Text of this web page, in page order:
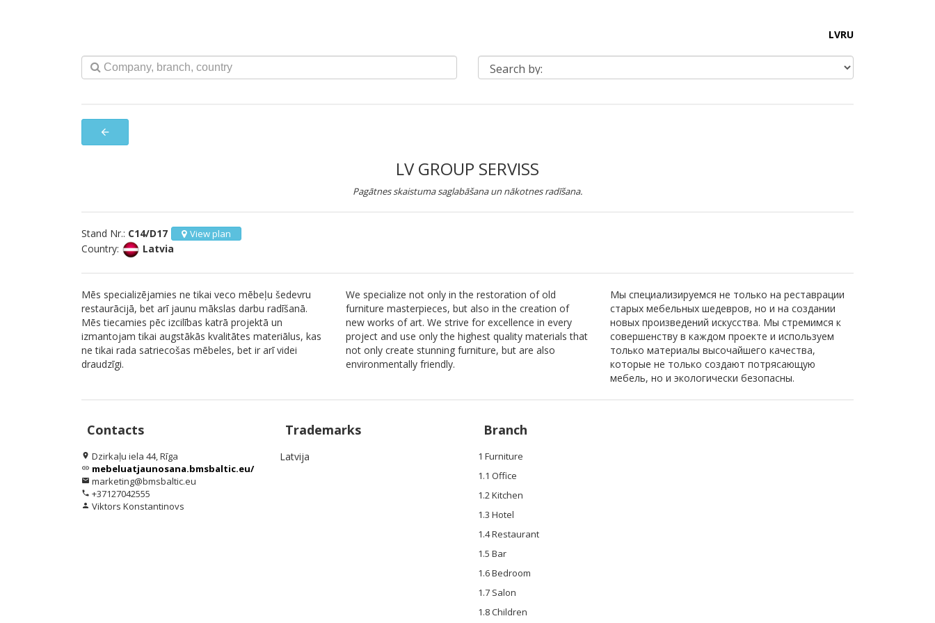
LVRU
arrow_back
LV GROUP SERVISS
Pagātnes skaistuma saglabāšana un nākotnes radīšana.
Stand Nr.: C14/D17 View plan
Country: Latvia
Mēs specializējamies ne tikai veco mēbeļu šedevru
restaurācijā, bet arī jaunu mākslas darbu radīšanā.
Mēs tiecamies pēc izcilības katrā projektā un
izmantojam tikai augstākās kvalitātes materiālus, kas
ne tikai rada satriecošas mēbeles, bet ir arī videi
draudzīgi.
We specialize not only in the restoration of old
furniture masterpieces, but also in the creation of
new works of art. We strive for excellence in every
project and use only the highest quality materials that
not only create stunning furniture, but are also
environmentally friendly.
Мы специализируемся не только на реставрации
старых мебельных шедевров, но и на создании
новых произведений искусства. Мы стремимся к
совершенству в каждом проекте и используем
только материалы высочайшего качества,
которые не только создают потрясающую
мебель, но и экологически безопасны.
Contacts
location_on Dzirkaļu iela 44, Rīga
link mebeluatjaunosana.bmsbaltic.eu/
email marketing@bmsbaltic.eu
phone +37127042555
person Viktors Konstantinovs
Trademarks
Latvija
Branch
1 Furniture
1.1 Office
1.2 Kitchen
1.3 Hotel
1.4 Restaurant
1.5 Bar
1.6 Bedroom
1.7 Salon
1.8 Children